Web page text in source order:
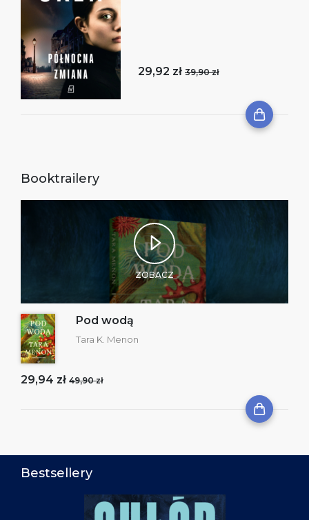
29,92 zł 39,90 zł
Booktrailery
ZOBACZ
Pod wodą
Tara K. Menon
29,94 zł 49,90 zł
Bestsellery